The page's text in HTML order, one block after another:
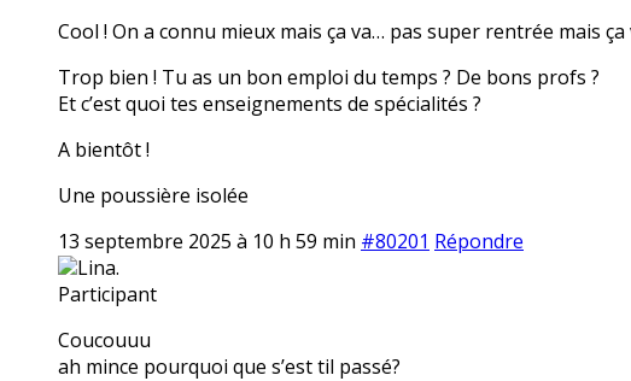
Cool ! On a connu mieux mais ça va… pas super rentrée mais
Trop bien ! Tu as un bon emploi du temps ? De bons profs ?
Et c’est quoi tes enseignements de spécialités ?
A bientôt !
Une poussière isolée
13 septembre 2025 à 10 h 59 min #80201 Répondre
Lina.
Participant
Coucouuu
ah mince pourquoi que s’est til passé?